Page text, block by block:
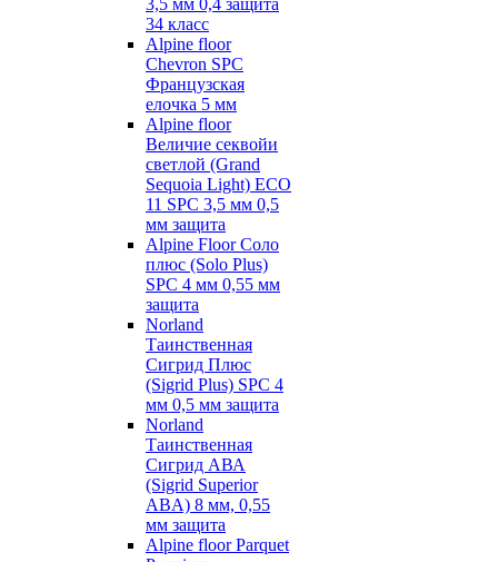
3,5 мм 0,4 защита
34 класс
Alpine floor
Chevron SPC
Французская
елочка 5 мм
Alpine floor
Величие секвойи
светлой (Grand
Sequoia Light) ECO
11 SPC 3,5 мм 0,5
мм защита
Alpine Floor Соло
плюс (Solo Plus)
SPC 4 мм 0,55 мм
защита
Norland
Таинственная
Сигрид Плюс
(Sigrid Plus) SPC 4
мм 0,5 мм защита
Norland
Таинственная
Сигрид АВА
(Sigrid Superior
ABA) 8 мм, 0,55
мм защита
Alpine floor Parquet